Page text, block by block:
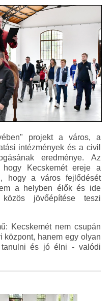
projekt a város, a
intézmények és a civil
eredménye. Az
hogy Kecskemét ereje a
hogy a város fejlődését
a helyben élők és ide
jövőépítése teszi
Kecskemét nem csupán
központ, hanem egy olyan
és jó élni - valódi